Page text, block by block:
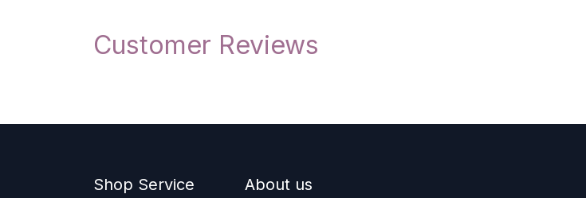
Customer Reviews
Shop Service About us